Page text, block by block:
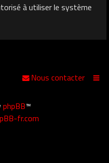
à utiliser le système
Nous contacter
phpBB™
fr.com